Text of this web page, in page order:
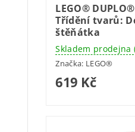
LEGO®
Třídění tvarů:
štěňátka
Skladem prodejna
Značka: LEGO®
619 Kč